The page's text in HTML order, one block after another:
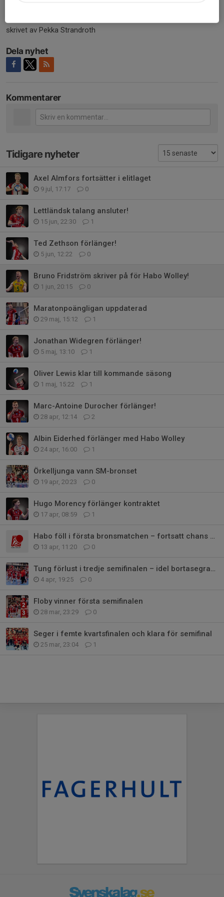
skrivet av Pekka Strandroth
Dela nyhet
Kommentarer
Tidigare nyheter
Axel Almfors fortsätter i elitlaget
9 jul, 17:17 0
Lettländsk talang ansluter!
15 jun, 22:30 1
Ted Zethson förlänger!
5 jun, 12:22 0
Bruno Fridström skriver på för Habo Wolley!
1 jun, 20:15 0
Maratonpoängligan uppdaterad
29 maj, 15:12 1
Jonathan Widegren förlänger!
5 maj, 13:10 1
Oliver Lewis klar till kommande säsong
1 maj, 15:22 1
Marc-Antoine Durocher förlänger!
28 apr, 12:14 2
Albin Eiderhed förlänger med Habo Wolley
24 apr, 16:00 1
Örkelljunga vann SM-bronset
19 apr, 20:23 0
Hugo Morency förlänger kontraktet
17 apr, 08:59 1
Habo föll i första bronsmatchen – fortsatt chans hemma i Habo Arena
13 apr, 11:20 0
Tung förlust i tredje semifinalen – idel bortasegrar i serien
4 apr, 19:25 0
Floby vinner första semifinalen
28 mar, 23:29 0
Seger i femte kvartsfinalen och klara för semifinal
25 mar, 23:04 1